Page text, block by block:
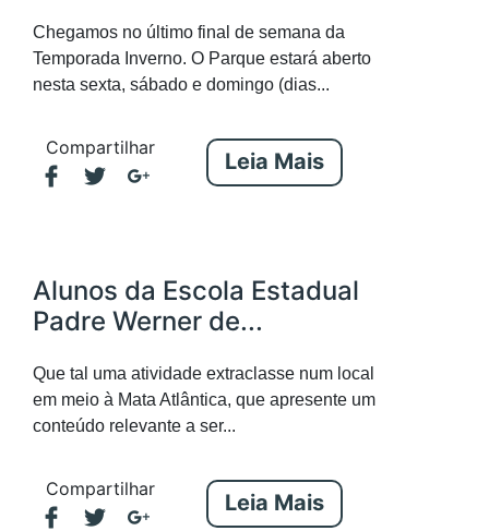
Chegamos no último final de semana da
Temporada Inverno. O Parque estará aberto
nesta sexta, sábado e domingo (dias...
Compartilhar
Leia Mais
Alunos da Escola Estadual
Padre Werner de...
Que tal uma atividade extraclasse num local
em meio à Mata Atlântica, que apresente um
conteúdo relevante a ser...
Compartilhar
Leia Mais